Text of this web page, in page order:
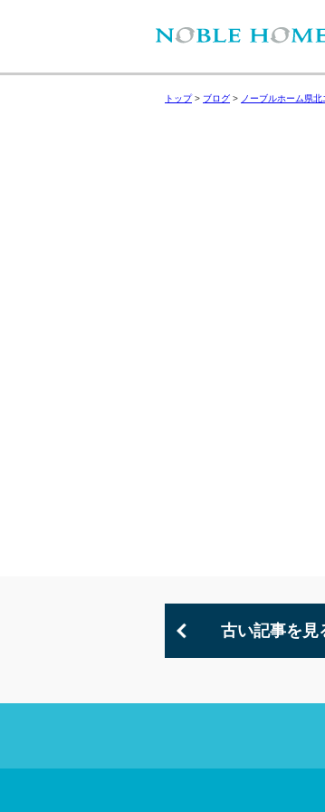
トップ> ブログ > ノーブルホーム県北
古い記事を見